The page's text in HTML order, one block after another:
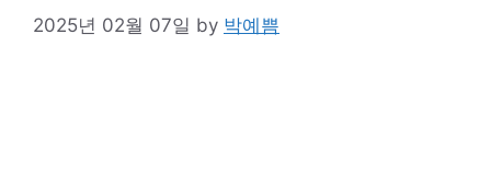
2025년 02월 07일 by 박예쁨